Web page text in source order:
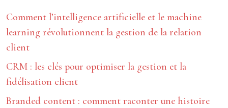
Comment l’intelligence artificielle et le machine
learning révolutionnent la gestion de la relation
client
CRM : les clés pour optimiser la gestion et la
fidélisation client
Branded content : comment raconter une histoire